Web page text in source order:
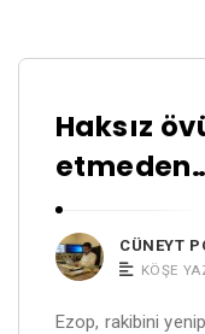
.
Haksız
CÜNEYT
KÖŞE
Ezop, rakibini